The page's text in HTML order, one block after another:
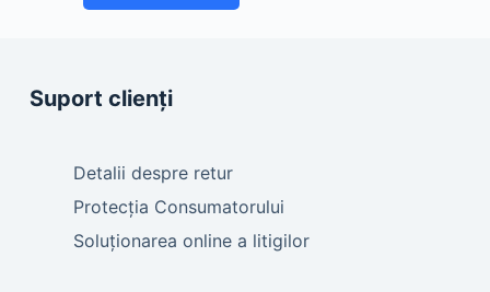
Suport clienți
Detalii despre retur
Protecția Consumatorului
Soluționarea online a litigilor